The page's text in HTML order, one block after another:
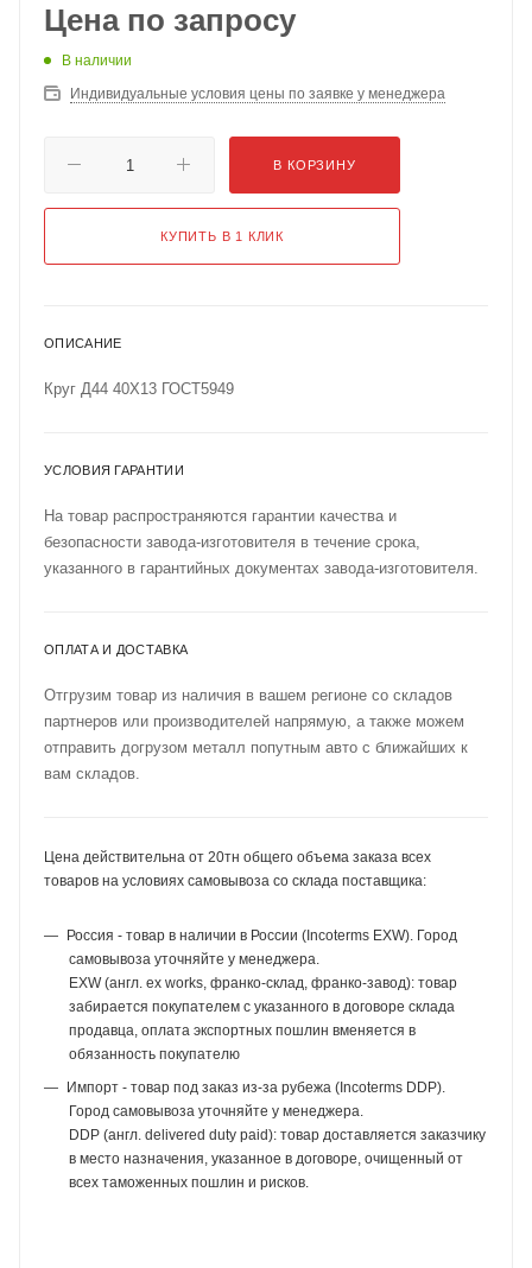
Цена по запросу
В наличии
Индивидуальные условия цены по заявке у менеджера
В КОРЗИНУ
КУПИТЬ В 1 КЛИК
ОПИСАНИЕ
Круг Д44 40Х13 ГОСТ5949
УСЛОВИЯ ГАРАНТИИ
На товар распространяются гарантии качества и
безопасности завода-изготовителя в течение срока,
указанного в гарантийных документах завода-изготовителя.
ОПЛАТА И ДОСТАВКА
Отгрузим товар из наличия в вашем регионе со складов
партнеров или производителей напрямую, а также можем
отправить догрузом металл попутным авто с ближайших к
вам складов.
Цена действительна от 20тн общего объема заказа всех
товаров на условиях самовывоза со склада поставщика:
Россия - товар в наличии в России (Incoterms EXW). Город
самовывоза уточняйте у менеджера.
EXW (англ. ex works, франко-склад, франко-завод): товар
забирается покупателем с указанного в договоре склада
продавца, оплата экспортных пошлин вменяется в
обязанность покупателю
Импорт - товар под заказ из-за рубежа (Incoterms DDP).
Город самовывоза уточняйте у менеджера.
DDP (англ. delivered duty paid): товар доставляется заказчику
в место назначения, указанное в договоре, очищенный от
всех таможенных пошлин и рисков.